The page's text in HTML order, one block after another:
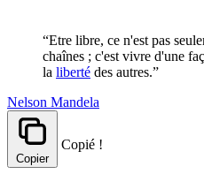
“Etre libre, ce n'est pas
chaînes ; c'est vivre d'une
la liberté des autres.”
Nelson Mandela
Copier
Copié !